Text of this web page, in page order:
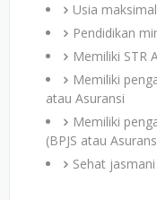
Usia
Pendidikan
Memiliki STR
Memiliki
atau Asuransi
Memiliki
(BPJS atau
Sehat